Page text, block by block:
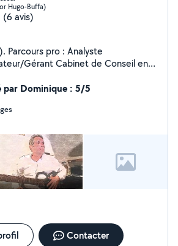
Hugo-Buffa)
(6 avis)
Gérant Cabinet de Conseil en
des cours de mathématiques et
par Dominique : 5/5
Contacter